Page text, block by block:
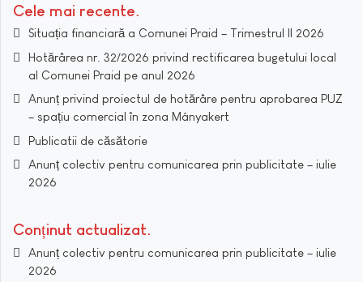
Cele mai recente
Situația financiară a Comunei Praid – Trimestrul II 2026
Hotărârea nr. 32/2026 privind rectificarea bugetului local
al Comunei Praid pe anul 2026
Anunț privind proiectul de hotărâre pentru aprobarea PUZ
– spațiu comercial în zona Mányakert
Publicatii de căsătorie
Anunț colectiv pentru comunicarea prin publicitate – iulie
2026
Conținut actualizat
Anunț colectiv pentru comunicarea prin publicitate – iulie
2026